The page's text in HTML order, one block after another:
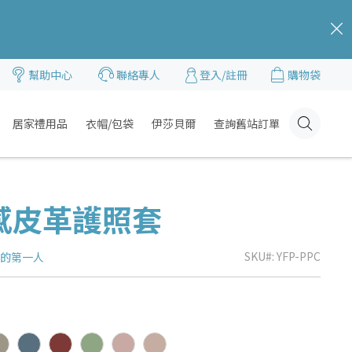
購物袋
登入/註冊
幫助中心 聯絡專人
居家禮用品 衣帽/包袋 伊莎貝爾
查詢舊站訂單
Here
皮革護照套
第一人 SKU YFP-PPC